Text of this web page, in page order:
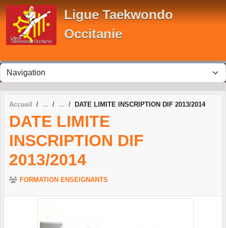
Ligue Taekwondo
Occitanie
Accueil DATE LIMITE INSCRIPTION DIF 2013/2014
DATE LIMITE
INSCRIPTION DIF
2013/2014
FORMATION ENSEIGNANTS
Panneau de gestion des cookies